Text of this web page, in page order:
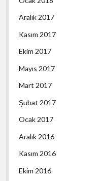
Aralık 2017
Kasım 2017
Ekim 2017
Mayıs 2017
Mart 2017
Şubat 2017
Ocak 2017
Aralık 2016
Kasım 2016
Ekim 2016